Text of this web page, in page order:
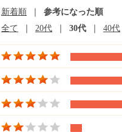
新着順
参考になった順
全て
20代 30代 40代